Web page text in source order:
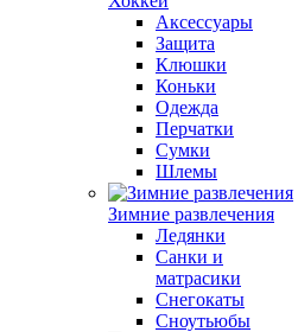
Аксессуары
Защита
Клюшки
Коньки
Одежда
Перчатки
Сумки
Шлемы
Зимние развлечения
Ледянки
Санки и
матрасики
Снегокаты
Сноутьюбы